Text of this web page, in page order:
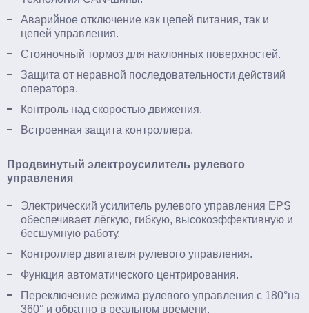
Аварийное отключение как цепей питания, так и
цепей управления.
Стояночный тормоз для наклонных поверхностей.
Защита от неравной последовательности действий
оператора.
Контроль над скоростью движения.
Встроенная защита контроллера.
Продвинутый электроусилитель рулевого
управления
Электрический усилитель рулевого управления EPS
обеспечивает лёгкую, гибкую, высокоэффективную и
бесшумную работу.
Контроллер двигателя рулевого управления.
Функция автоматического центрирования.
Переключение режима рулевого управления с 180°на
360° и обратно в реальном времени.